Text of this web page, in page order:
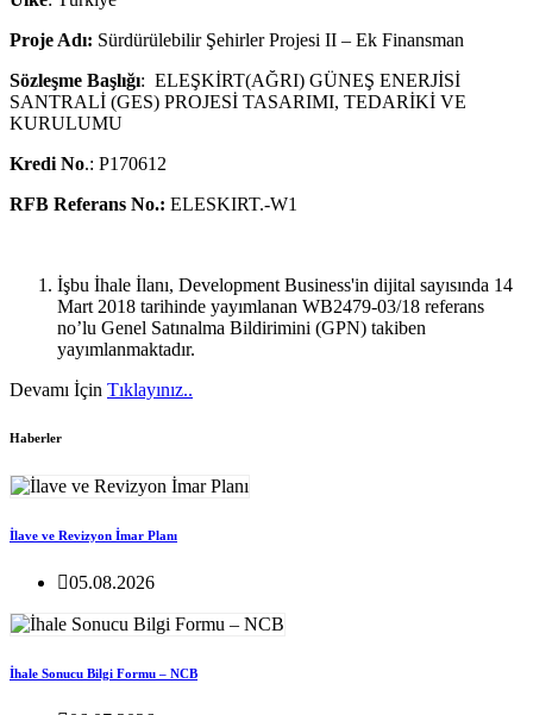
Proje Adı: Sürdürülebilir Şehirler Projesi II – Ek Finansman
Sözleşme Başlığı: ELEŞKİRT(AĞRI) GÜNEŞ ENERJİSİ
SANTRALİ (GES) PROJESİ TASARIMI, TEDARİKİ VE
KURULUMU
Kredi No.: P170612
RFB Referans No.: ELESKIRT.-W1
İşbu İhale İlanı, Development Business'in dijital sayısında 14
Mart 2018 tarihinde yayımlanan WB2479-03/18 referans
no’lu Genel Satınalma Bildirimini (GPN) takiben
yayımlanmaktadır.
Devamı İçin Tıklayınız..
Haberler
İlave ve Revizyon İmar Planı
05.08.2026
İhale Sonucu Bilgi Formu – NCB